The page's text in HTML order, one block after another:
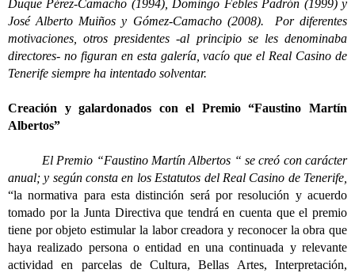
Duque Pérez-Camacho (1994), Domingo Febles Padrón (1999) y
José Alberto Muiños y Gómez-Camacho (2008). Por diferentes
motivaciones, otros presidentes -al principio se les denominaba
directores- no figuran en esta galería, vacío que el Real Casino de
Tenerife siempre ha intentado solventar.
Creación y galardonados con el Premio “Faustino Martín
Albertos”
El Premio “Faustino Martín Albertos “ se creó con carácter
anual; y según consta en los Estatutos del Real Casino de Tenerife,
“la normativa para esta distinción será por resolución y acuerdo
tomado por la Junta Directiva que tendrá en cuenta que el premio
tiene por objeto estimular la labor creadora y reconocer la obra que
haya realizado persona o entidad en una continuada y relevante
actividad en parcelas de Cultura, Bellas Artes, Interpretación,